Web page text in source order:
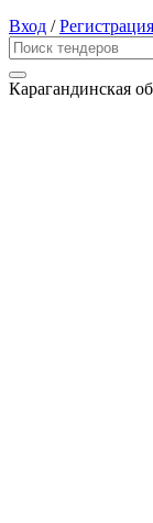
Вход /Регистрация
Карагандинская